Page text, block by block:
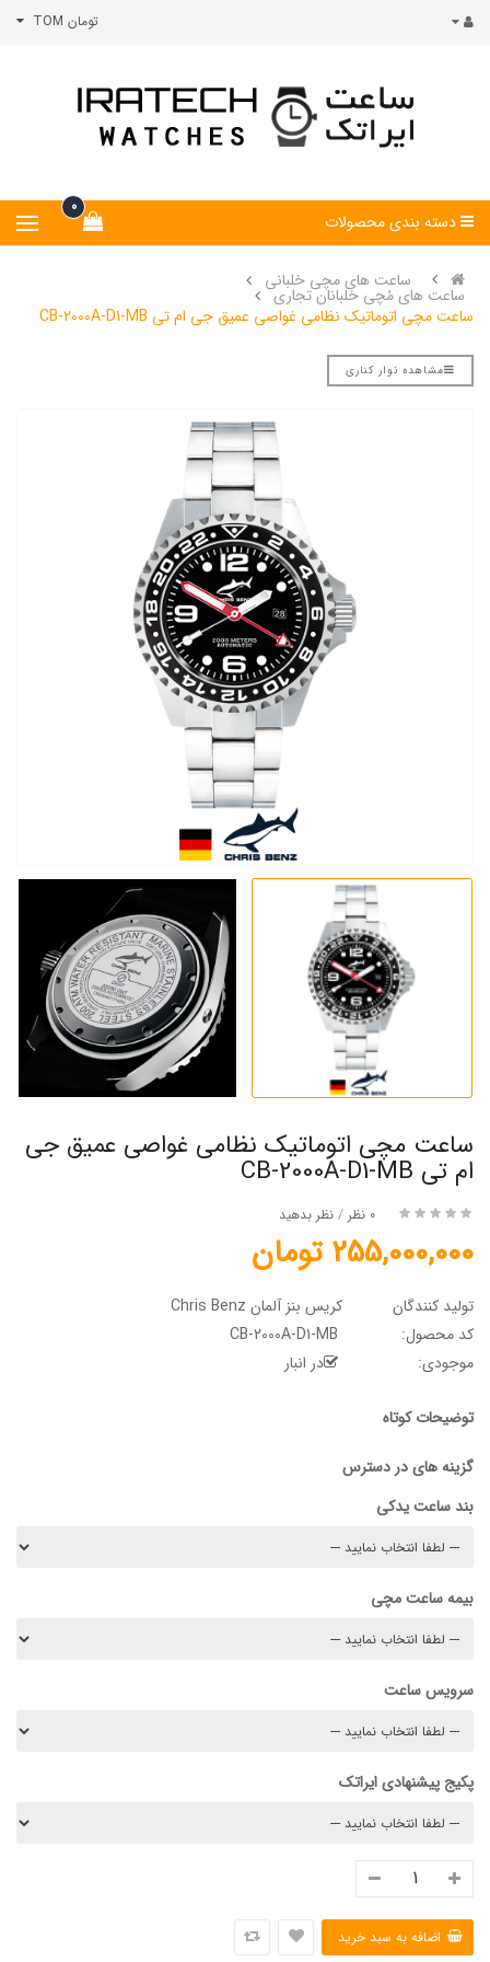
تومان TOM
0
دسته بندی محصولات
ساعت های مچی خلبانی
ساعت های مُچی خلبانان تجاری
ساعت مچی اتوماتیک نظامی غواصی عمیق جی ام تی CB-2000A-D1-MB
مشاهده نوار کناری
ساعت مچی اتوماتیک نظامی غواصی عمیق جی
ام تی CB-2000A-D1-MB
0 نظر / نظر بدهید
255,000,000 تومان
تولید کنندگان
کریس بنز آلمان Chris Benz
کد محصول:
موجودی:
در انبار
توضیحات کوتاه
گزینه های در دسترس
بند ساعت یدکی
بیمه ساعت مچی
سرویس ساعت
پکیج پیشنهادی ایراتک